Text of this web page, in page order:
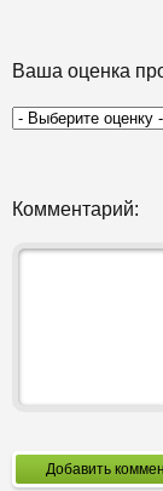
Ваша оценка
Комментарий:
Добавить